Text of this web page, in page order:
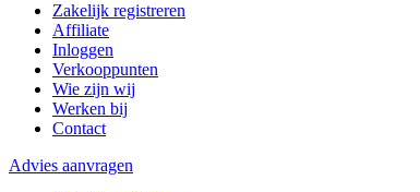
Zakelijk registreren
Affiliate
Inloggen
Verkooppunten
Wie zijn wij
Werken bij
Contact
Advies aanvragen